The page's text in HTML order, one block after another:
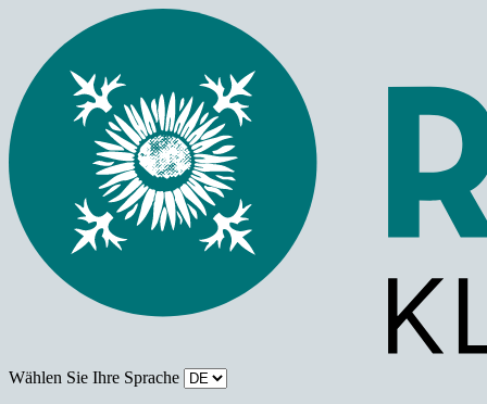
Wählen Sie Ihre Sprache